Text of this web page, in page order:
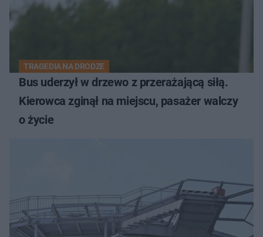
TRAGEDIA NA DRODZE
Bus uderzył w drzewo z przerażającą siłą.
Kierowca zginął na miejscu, pasażer walczy
o życie